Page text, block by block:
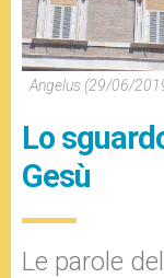
Angelus (29/06/
Lo
Gesù
Le parole